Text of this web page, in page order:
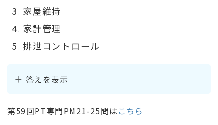
家屋維持
家計管理
排泄コントロール
答えを表示
第59回PT専門PM21-25問は こちら